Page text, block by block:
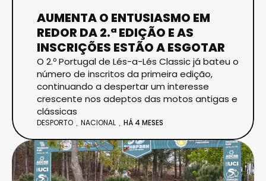
AUMENTA O ENTUSIASMO EM
REDOR DA 2.ª EDIÇÃO E AS
INSCRIÇÕES ESTÃO A ESGOTAR
O 2.º Portugal de Lés-a-Lés Classic já bateu o
número de inscritos da primeira edição,
continuando a despertar um interesse
crescente nos adeptos das motos antigas e
clássicas
DESPORTO NACIONAL HÁ 4 MESES